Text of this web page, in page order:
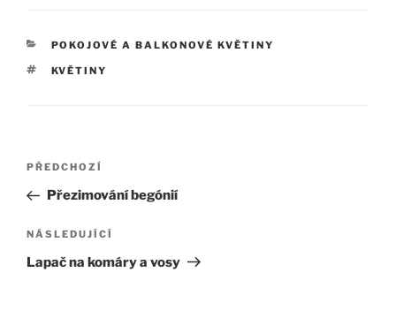
RUBRIKY
POKOJOVÉ A BALKONOVÉ KVĚTINY
ŠTÍTKY
KVĚTINY
Navigace
příspěvek
Předchozí
příspěvek
PŘEDCHOZÍ
Přezimování begónií
Následující
příspěvek
NÁSLEDUJÍCÍ
Lapač na komáry a vosy